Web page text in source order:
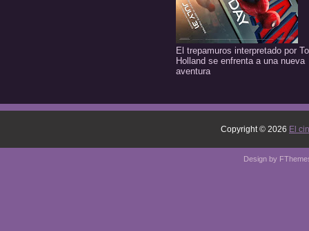
El trepamuros interpretado por
Holland se enfrenta a una nueva
aventura
Copyright © 2026 El
Design by